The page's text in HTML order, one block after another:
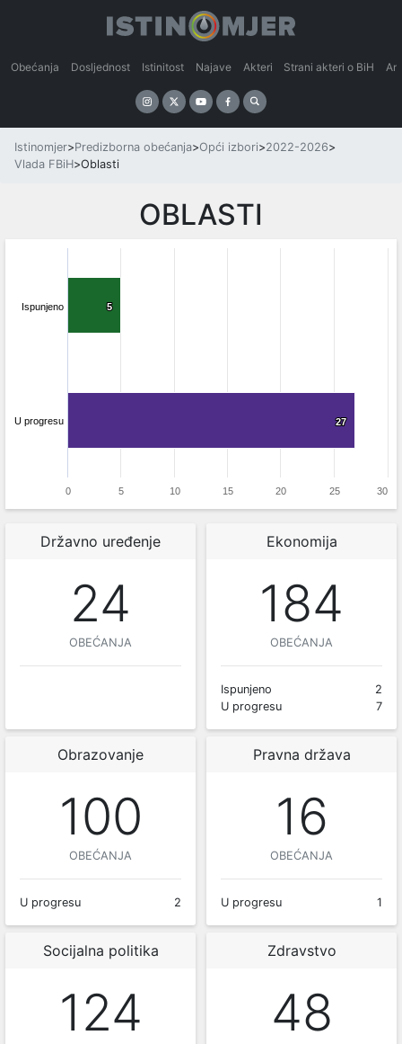
Obećanja Dosljednost Istinitost Najave Akteri Strani akteri o BiH
Istinomjer>Predizborna obećanja>Opći izbori>2022-2026>
Vlada FBiH>Oblasti
OBLASTI
5
5
27
27
0 5 10 15 20 25 30
Ispunjeno
U progresu
Državno uređenje
24
OBEĆANJA
Ekonomija
184
OBEĆANJA
Ispunjeno
2
U progresu
7
Obrazovanje
100
OBEĆANJA
U progresu 2
Pravna država
16
OBEĆANJA
U progresu 1
Socijalna politika
124
Zdravstvo
48